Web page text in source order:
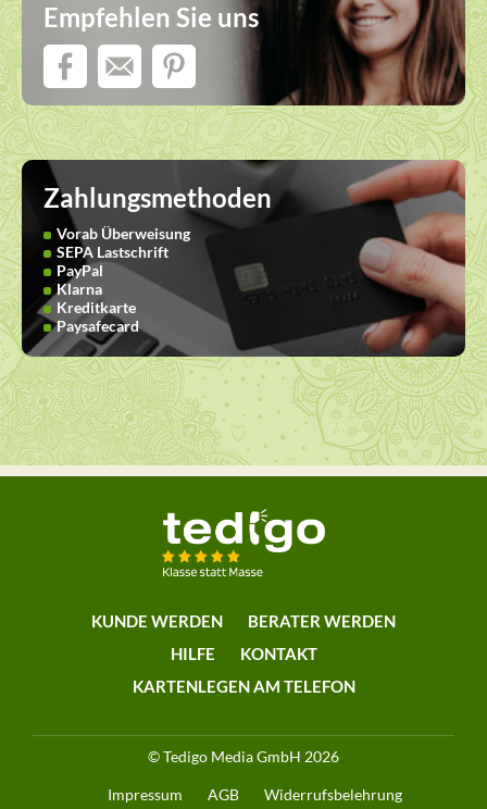
Empfehlen Sie uns
Zahlungsmethoden
Vorab Überweisung
SEPA Lastschrift
PayPal
Klarna
Kreditkarte
Paysafecard
KUNDE WERDEN
BERATER WERDEN
HILFE
KONTAKT
KARTENLEGEN AM TELEFON
© Tedigo Media GmbH 2026
Impressum AGB Widerrufsbelehrung